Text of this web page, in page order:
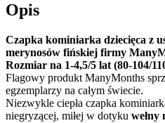
Opis
Czapka kominiarka dziecięca z
merynosów fińskiej firmy
Rozmiar na 1-4,5/5 lat (80-104/
Flagowy produkt ManyMonths
egzemplarzy na całym świecie.
Niezwykle ciepła czapka
niegryzącej, miłej w dotyku wełny